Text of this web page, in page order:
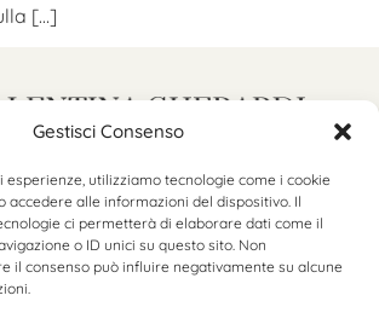
Gestisci Consenso
utilizziamo tecnologie come i cookie
accedere alle informazioni del dispositivo. Il
ci permetterà di elaborare dati come il
o ID unici su questo sito. Non
il consenso può influire negativamente su alcune
[…]
Valentina Gherardi
P.Iva 11184230966